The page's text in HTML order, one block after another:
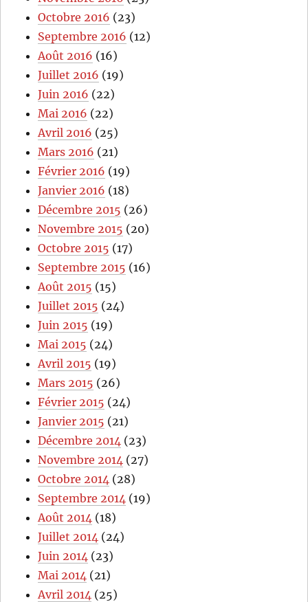
Octobre 2016 (23)
Septembre 2016 (12)
Août 2016 (16)
Juillet 2016 (19)
Juin 2016 (22)
Mai 2016 (22)
Avril 2016 (25)
Mars 2016 (21)
Février 2016 (19)
Janvier 2016 (18)
Décembre 2015 (26)
Novembre 2015 (20)
Octobre 2015 (17)
Septembre 2015 (16)
Août 2015 (15)
Juillet 2015 (24)
Juin 2015 (19)
Mai 2015 (24)
Avril 2015 (19)
Mars 2015 (26)
Février 2015 (24)
Janvier 2015 (21)
Décembre 2014 (23)
Novembre 2014 (27)
Octobre 2014 (28)
Septembre 2014 (19)
Août 2014 (18)
Juillet 2014 (24)
Juin 2014 (23)
Mai 2014 (21)
Avril 2014 (25)